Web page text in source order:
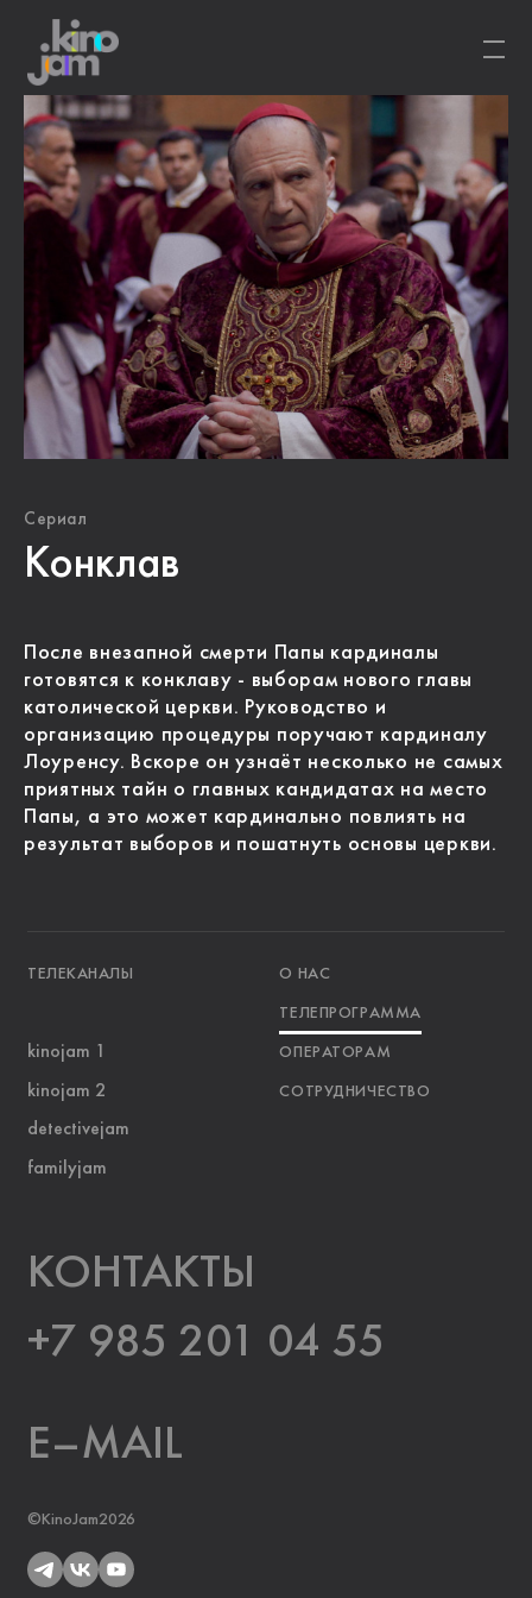
Сериал
Конклав
После внезапной смерти Папы кардиналы
готовятся к конклаву - выборам нового главы
католической церкви. Руководство и
организацию процедуры поручают кардиналу
Лоуренсу. Вскоре он узнаёт несколько не самых
приятных тайн о главных кандидатах на место
Папы, а это может кардинально повлиять на
результат выборов и пошатнуть основы церкви.
ТЕЛЕКАНАЛЫ О НАС
ТЕЛЕПРОГРАММА
ОПЕРАТОРАМ
СОТРУДНИЧЕСТВО
kinojam 1
kinojam 2
detectivejam
familyjam
KOНТАКТЫ
E–MAIL
©KinoJam2026
+7 985 201 04 55